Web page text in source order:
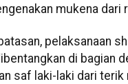
mukena dari
pelaksanaan
di bagian
saf laki-laki dari terik